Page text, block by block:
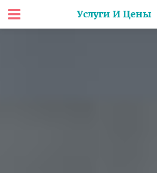
Услуги И Цены